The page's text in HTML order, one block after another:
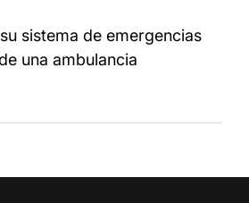
sistema de emergencias
una ambulancia